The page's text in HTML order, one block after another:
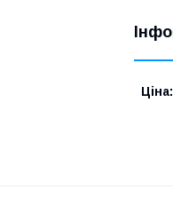
Ціна: